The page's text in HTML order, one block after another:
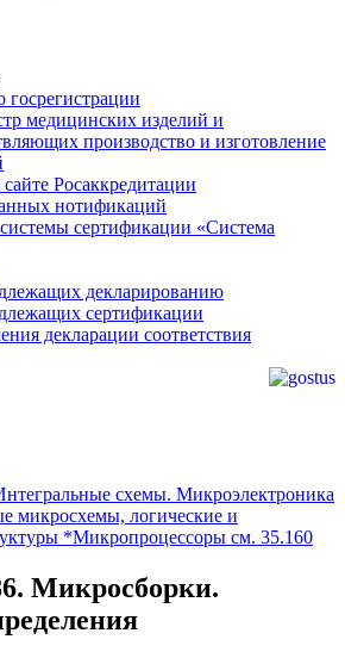
госрегистрации
медицинских изделий и
производство и изготовление
Росаккредитации
нотификаций
сертификации «Система
декларированию
сертификации
декларации соответствия
схемы. Микроэлектроника
микросхемы, логические и
*Микропроцессоры см. 35.160
Микросборки.